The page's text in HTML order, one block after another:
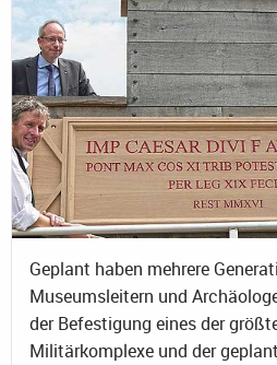
Geplant haben mehrere
Museumsleitern und
der Befestigung eines der
Militärkomplexe und der